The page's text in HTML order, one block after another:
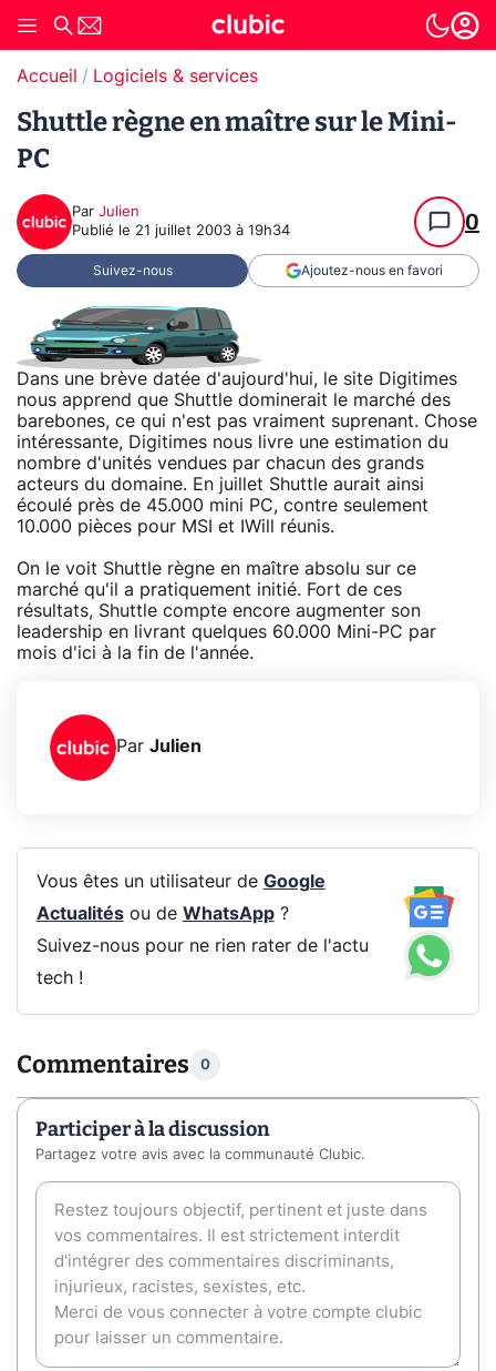
Accueil Logiciels & services
Shuttle règne en maître sur le Mini-
PC
Par Julien
Publié le 21 juillet 2003 à 19h34 0
Suivez-nous Ajoutez-nous en favori
Dans une brève datée d'aujourd'hui, le site Digitimes
nous apprend que Shuttle dominerait le marché des
barebones, ce qui n'est pas vraiment suprenant. Chose
intéressante, Digitimes nous livre une estimation du
nombre d'unités vendues par chacun des grands
acteurs du domaine. En juillet Shuttle aurait ainsi
écoulé près de 45.000 mini PC, contre seulement
10.000 pièces pour MSI et IWill réunis.
On le voit Shuttle règne en maître absolu sur ce
marché qu'il a pratiquement initié. Fort de ces
résultats, Shuttle compte encore augmenter son
leadership en livrant quelques 60.000 Mini-PC par
mois d'ici à la fin de l'année.
Par Julien
Vous êtes un utilisateur de Google
Actualitésou de WhatsApp?
Suivez-nous pour ne rien rater de l'actu
tech !
Commentaires 0
Participer à la discussion
Partagez votre avis avec la communauté Clubic.